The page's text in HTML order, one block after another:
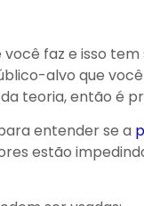
faz e isso
alvo que
teoria, então é
entender se a
estão